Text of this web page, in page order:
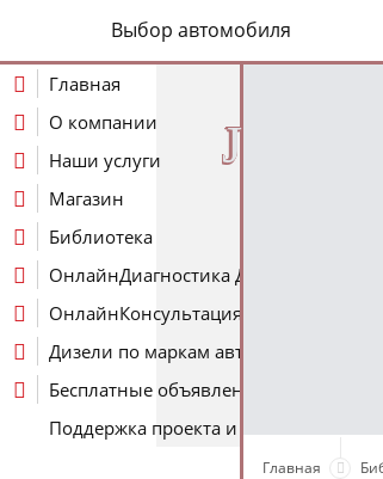
Выбор автомобиля
J
Главная
О компании
Наши услуги
Магазин
Библиотека
ОнлайнДиагностика Дизеля
ОнлайнКонсультация по Дизелю
Дизели по маркам авто
Бесплатные объявления
Поддержка проекта и оплата услуг
Главная